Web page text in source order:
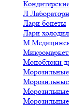
Л
Лари бонеты
Лари
М
Моноблоки